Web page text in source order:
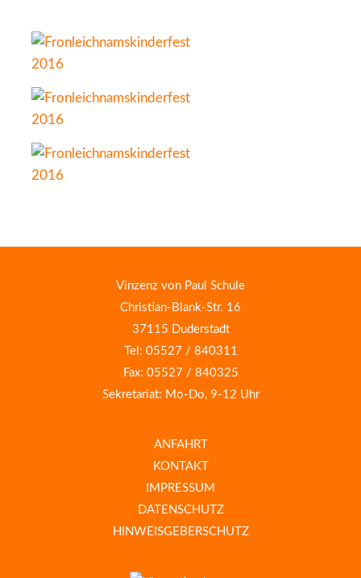
Vinzenz von Paul Schule
Christian-Blank-Str. 16
37115 Duderstadt
Tel: 05527 / 840311
Fax: 05527 / 840325
Sekretariat: Mo-Do, 9-12 Uhr
ANFAHRT
KONTAKT
IMPRESSUM
DATENSCHUTZ
HINWEISGEBERSCHUTZ